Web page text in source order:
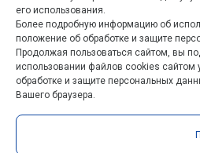
8 (846) 267-
ssau@ssau.ru
его использования.
Более подробную информацию об
положение об обработке и защите
Продолжая пользоваться сайтом, вы
использовании файлов cookies
обработке и защите персональных
Вашего браузера.